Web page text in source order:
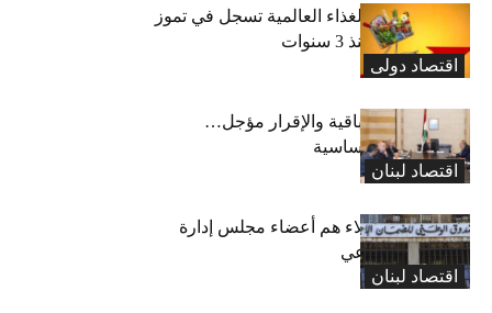
اقتصاد دولی
“الفاو”: أسعار الغذاء العالمية تسجل في تموز
أعلى مستوى منذ 3 سنوات
اقتصاد لبنان
رسوم النفايات باقية والإقرار مؤجل…
واستثناء لمواد أساسية
اقتصاد لبنان
بعد 19 عاماً: هؤلاء هم أعضاء مجلس إدارة
الضمان الاجتماعي